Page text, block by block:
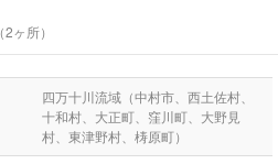
（2ヶ所）
四万十川流域（中村市、西土佐村、
十和村、大正町、窪川町、大野見
村、東津野村、梼原町）